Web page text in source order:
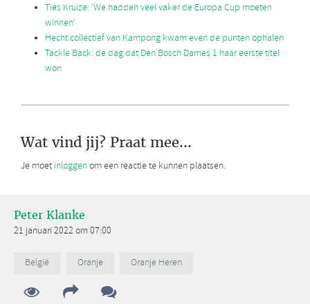
Ties Kruize: ‘We hadden veel vaker de Europa Cup moeten
winnen’
Hecht collectief van Kampong kwam even de punten ophalen
Tackle Back: de dag dat Den Bosch Dames 1 haar eerste titel
won
Wat vind jij? Praat mee...
Je moet inloggenom een reactie te kunnen plaatsen.
Peter Klanke
21 januari 2022 om 07:00
België Oranje Oranje Heren